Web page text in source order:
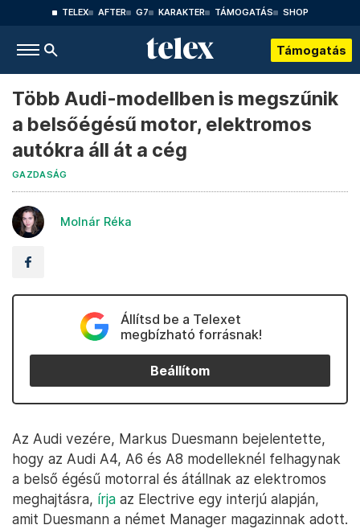
TELEX AFTER G7 KARAKTER TÁMOGATÁS SHOP
Támogatás
Több Audi-modellben is megszűnik
a belsőégésű motor, elektromos
autókra áll át a cég
GAZDASÁG
Molnár Réka
Állítsd be a Telexet
megbízható forrásnak!
Beállítom
Az Audi vezére, Markus Duesmann bejelentette,
hogy az Audi A4, A6 és A8 modelleknél felhagynak
a belső égésű motorral és átállnak az elektromos
meghajtásra, írja az Electrive egy interjú alapján,
amit Duesmann a német Manager magazinnak adott.